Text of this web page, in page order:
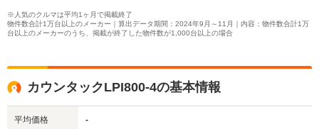
※人気のクルマは平均1ヶ月で掲載終了
物件数合計1万台以上のメーカー｜算出データ期間：2024年9月～11月｜内容：物件数合計1万
台以上のメーカーのうち、掲載が終了した物件数が1,000台以上の場合
カウンタックLPI800-4の基本情報
平均価格 -